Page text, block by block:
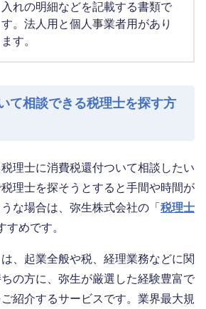
入れの明細などを記載する書類で
す。法人用と個人事業者用があり
ます。
て相談できる税理士を探す方
理士に消費税還付ついて相談したい
理士を探そうとすると手間や時間が
な場合は、弥生株式会社の「 税理士
すめです。
は、起業全般や税、経理業務などに関
の方に、弥生が厳選した経験豊富で
紹介するサービスです。業界最大規